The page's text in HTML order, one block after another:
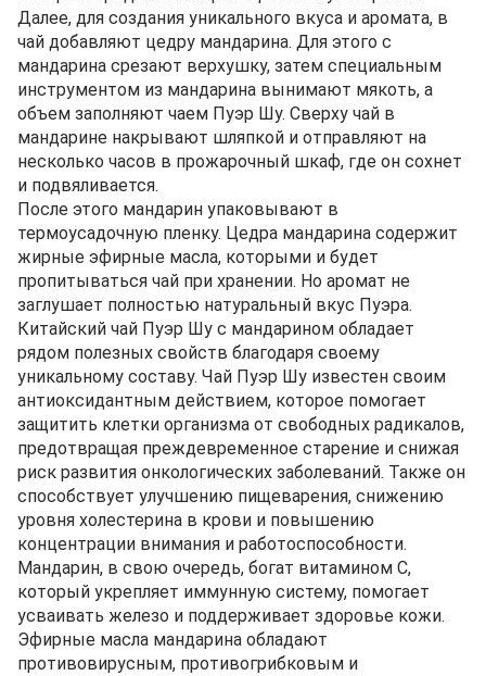
Далее, для создания уникального вкуса и аромата, в
чай добавляют цедру мандарина. Для этого с
мандарина срезают верхушку, затем специальным
инструментом из мандарина вынимают мякоть, а
объем заполняют чаем Пуэр Шу. Сверху чай в
мандарине накрывают шляпкой и отправляют на
несколько часов в прожарочный шкаф, где он сохнет
и подвяливается.
После этого мандарин упаковывают в
термоусадочную пленку. Цедра мандарина содержит
жирные эфирные масла, которыми и будет
пропитываться чай при хранении. Но аромат не
заглушает полностью натуральный вкус Пуэра.
Китайский чай Пуэр Шу с мандарином обладает
рядом полезных свойств благодаря своему
уникальному составу. Чай Пуэр Шу известен своим
антиоксидантным действием, которое помогает
защитить клетки организма от свободных радикалов,
предотвращая преждевременное старение и снижая
риск развития онкологических заболеваний. Также он
способствует улучшению пищеварения, снижению
уровня холестерина в крови и повышению
концентрации внимания и работоспособности.
Мандарин, в свою очередь, богат витамином C,
который укрепляет иммунную систему, помогает
усваивать железо и поддерживает здоровье кожи.
Эфирные масла мандарина обладают
противовирусным, противогрибковым и